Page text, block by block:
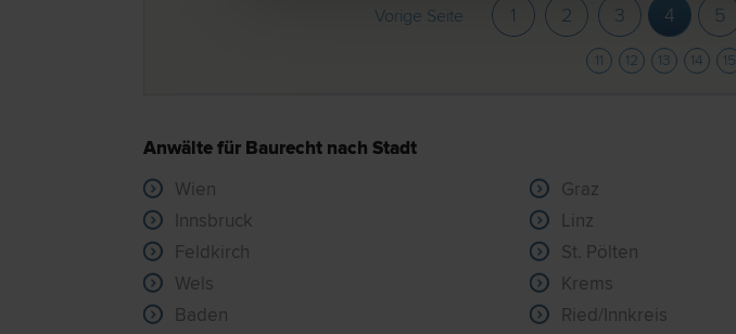
Vorige Seite 1 2 3 4 5
11 12 13 14 15
Anwälte für Baurecht nach Stadt
Wien
Graz
Innsbruck
Linz
Feldkirch
St. Pölten
Wels
Krems
Baden
Ried/Innkreis